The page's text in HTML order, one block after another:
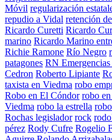
Móvil regularización
repudio a Vidal retención
Ricardo Curetti Ricardo
marino Ricardo Marino
Richie Ramone Río Negro
patagones RN Emergencias
Cedron Roberto Lipiante
taxista en Viedma robo
Robo en El Cóndor robo
Viedma robo la estrella
Rochas legislador rock
pérez Rody Cufre Rogelio